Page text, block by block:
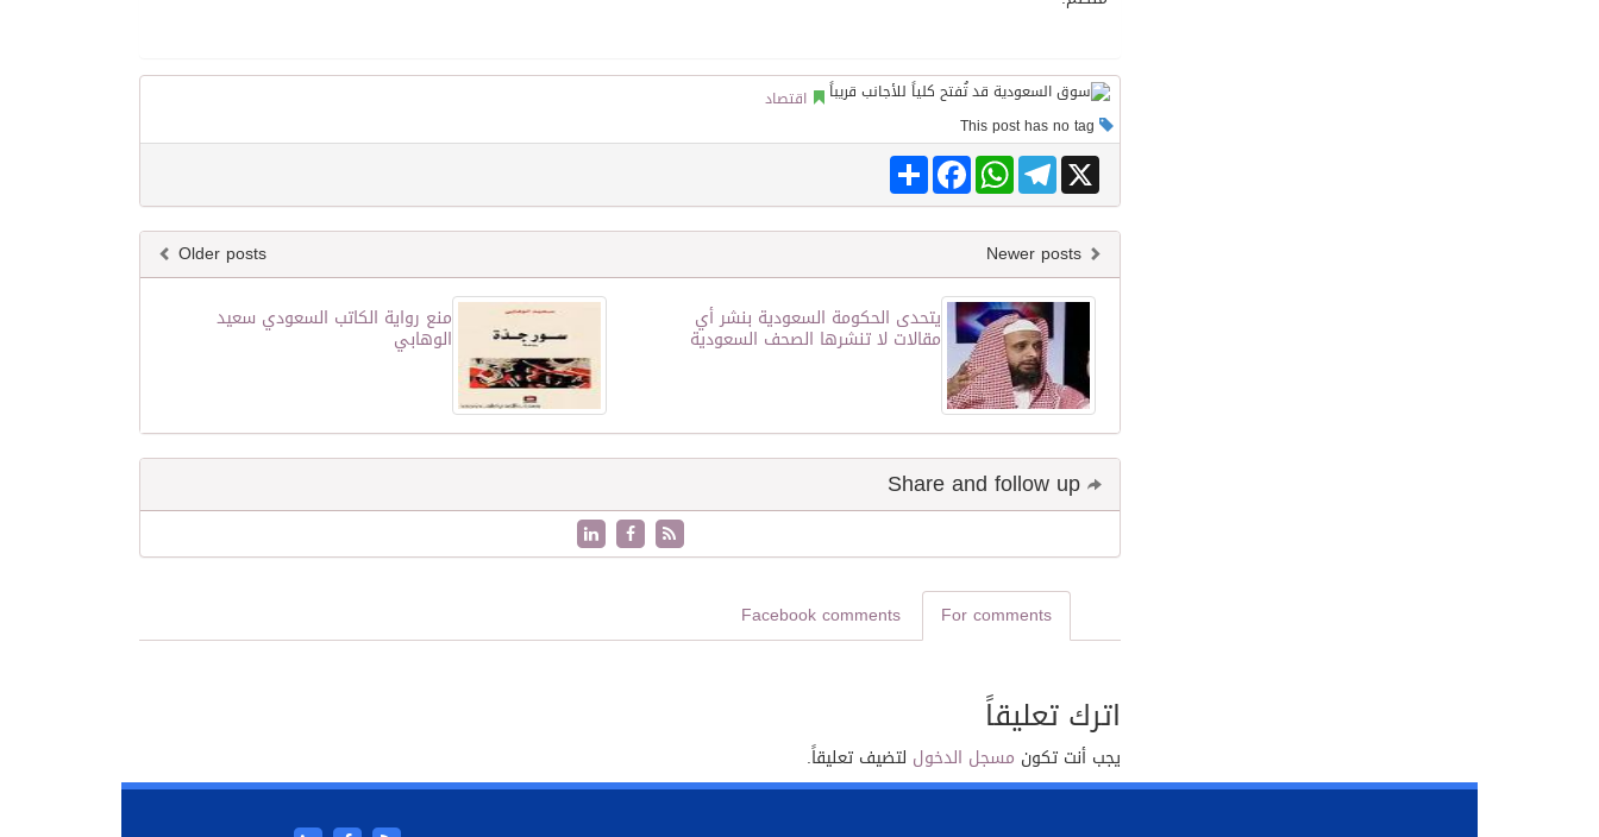
اقتصاد
Share
FacebookWhatsAppTelegram X
Older posts
منع رواية الكاتب السعودي سعيد
الوهابي
يتحدى الحكومة السعودية بنشر أي
مقالات لا تنشرها الصحف السعودية
For comments
Facebook comments
اترك تعليقاً
يجب أنت تكون مسجل الدخول لتضيف تعليقاً.